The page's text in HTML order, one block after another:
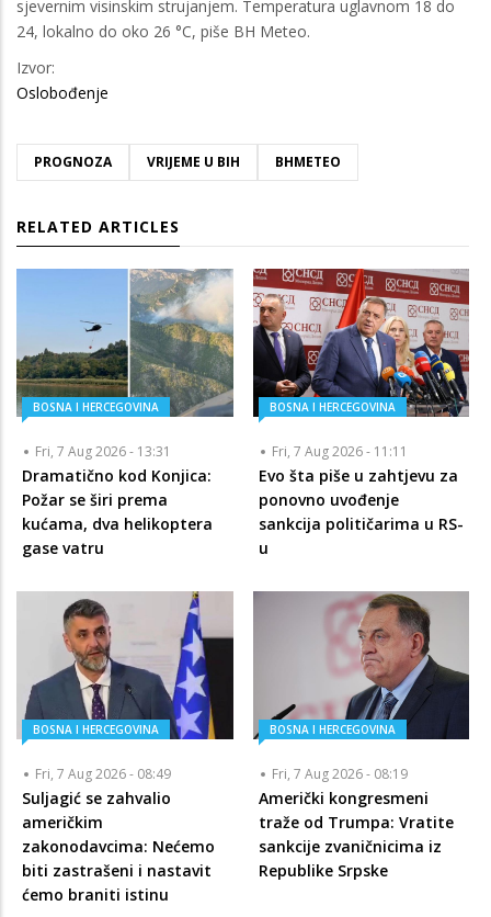
sjevernim visinskim strujanjem. Temperatura uglavnom 18 do
24, lokalno do oko 26 °C, piše BH Meteo.
Izvor:
Oslobođenje
PROGNOZA VRIJEME U BIH BHMETEO
RELATED ARTICLES
BOSNA I HERCEGOVINA
Fri, 7 Aug 2026 - 13:31
Dramatično kod Konjica:
Požar se širi prema
kućama, dva helikoptera
gase vatru
BOSNA I HERCEGOVINA
Fri, 7 Aug 2026 - 11:11
Evo šta piše u zahtjevu za
ponovno uvođenje
sankcija političarima u RS-
u
BOSNA I HERCEGOVINA
Fri, 7 Aug 2026 - 08:49
Suljagić se zahvalio
američkim
zakonodavcima: Nećemo
biti zastrašeni i nastavit
ćemo braniti istinu
BOSNA I HERCEGOVINA
Fri, 7 Aug 2026 - 08:19
Američki kongresmeni
traže od Trumpa: Vratite
sankcije zvaničnicima iz
Republike Srpske